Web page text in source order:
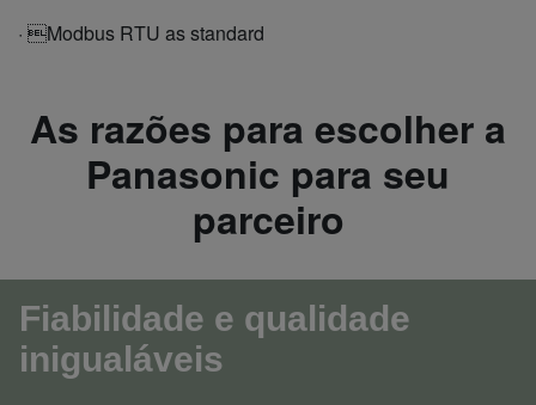
· Modbus RTU as standard
As razões para escolher a
Panasonic para seu
parceiro
Fiabilidade e qualidade
inigualáveis